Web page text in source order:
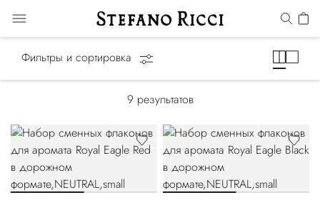
Фильтры и сортировка
9 результатов